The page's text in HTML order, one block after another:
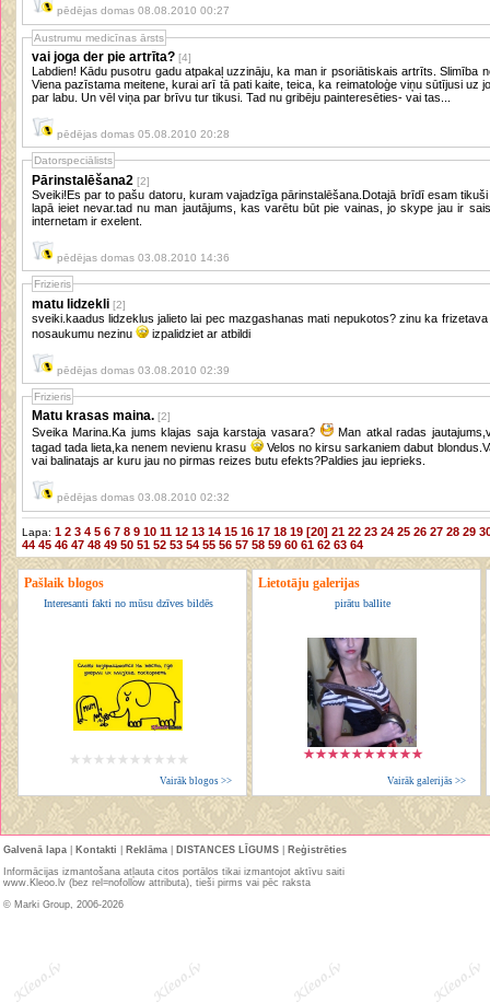
pēdējas domas 08.08.2010 00:27
Austrumu medicīnas ārsts
vai joga der pie artrīta? [4]
Labdien! Kādu pusotru gadu atpakaļ uzzināju, ka man ir psoriātiskais artrīts. Slimība
Viena pazīstama meitene, kurai arī tā pati kaite, teica, ka reimatoloģe viņu sūtījusi uz
par labu. Un vēl viņa par brīvu tur tikusi. Tad nu gribēju painteresēties- vai tas...
pēdējas domas 05.08.2010 20:28
Datorspeciālists
Pārinstalēšana2 [2]
Sveiki!Es par to pašu datoru, kuram vajadzīga pārinstalēšana.Dotajā brīdī esam
lapā ieiet nevar.tad nu man jautājums, kas varētu būt pie vainas, jo skype jau ir
internetam ir exelent.
pēdējas domas 03.08.2010 14:36
Frizieris
matu lidzekli [2]
sveiki.kaadus lidzeklus jalieto lai pec mazgashanas mati nepukotos? zinu ka
nosaukumu nezinu
izpalidziet ar atbildi
pēdējas domas 03.08.2010 02:39
Frizieris
Matu krasas maina. [2]
Sveika Marina.Ka jums klajas saja karstaja vasara?
Man atkal radas
tagad tada lieta,ka nenem nevienu krasu
Velos no kirsu sarkaniem dabut
vai balinatajs ar kuru jau no pirmas reizes butu efekts?Paldies jau ieprieks.
pēdējas domas 03.08.2010 02:32
Lapa: 1 2 3 4 5 6 7 8 9 10 11 12 13 14 15 16 17 18 19 [20] 21 22 23 24 25 26 27 28 29
44 45 46 47 48 49 50 51 52 53 54 55 56 57 58 59 60 61 62 63 64
Pašlaik blogos
Interesanti fakti no mūsu dzīves bildēs
Vairāk blogos >>
Lietotāju galerijas
pirātu ballite
Vairāk galerijās >>
Galvenā lapa Kontakti Reklāma DISTANCES LĪGUMS
Reģistrēties
Informācijas izmantošana atļauta citos portālos tikai izmantojot aktīvu saiti
www.Kleoo.lv (bez rel=nofollow attributa), tieši pirms vai pēc raksta
© Marki Group, 2006-2026